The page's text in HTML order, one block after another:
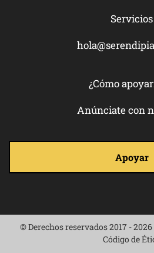
Servicios
¿Cómo
Anúnciate con
Apoyar
© Derechos reservados 2017 - 2026
Código de